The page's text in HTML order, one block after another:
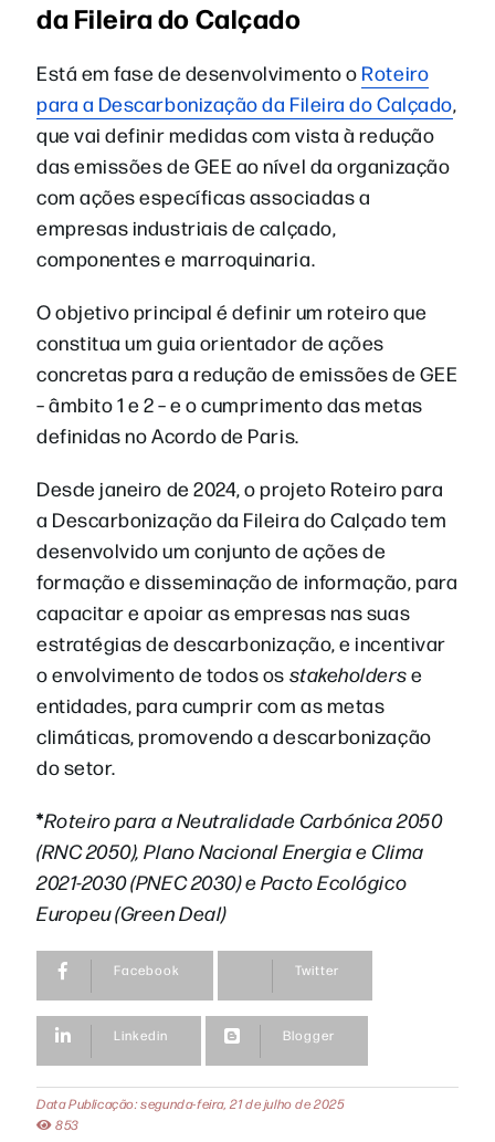
da Fileira do Calçado
Está em fase de desenvolvimento o Roteiro
para a Descarbonização da Fileira do Calçado,
que vai definir medidas com vista à redução
das emissões de GEE ao nível da organização
com ações específicas associadas a
empresas industriais de calçado,
componentes e marroquinaria.
O objetivo principal é definir um roteiro que
constitua um guia orientador de ações
concretas para a redução de emissões de GEE
– âmbito 1 e 2 – e o cumprimento das metas
definidas no Acordo de Paris.
Desde janeiro de 2024, o projeto Roteiro para
a Descarbonização da Fileira do Calçado tem
desenvolvido um conjunto de ações de
formação e disseminação de informação, para
capacitar e apoiar as empresas nas suas
estratégias de descarbonização, e incentivar
o envolvimento de todos os stakeholderse
entidades, para cumprir com as metas
climáticas, promovendo a descarbonização
do setor.
*Roteiro para a Neutralidade Carbónica 2050
(RNC 2050), Plano Nacional Energia e Clima
2021-2030 (PNEC 2030) e Pacto Ecológico
Europeu (Green Deal)
Facebook Twitter
Linkedin Blogger
Data Publicação: segunda-feira, 21 de julho de 2025
853